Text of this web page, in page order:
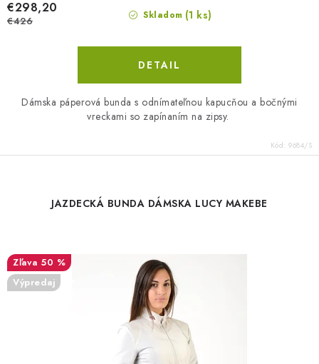
Skladom (1 ks)
€298,20
€426
DETAIL
Dámska páperová bunda s odnímateľnou kapucňou a bočnými
vreckami so zapínaním na zipsy.
Kód: 9684/S
JAZDECKÁ BUNDA DÁMSKA LUCY MAKEBE
50 %
Výpredaj